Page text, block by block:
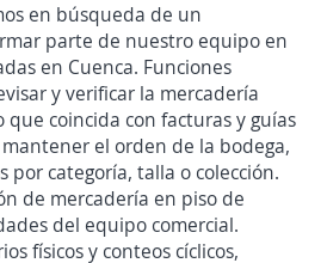
en búsqueda de un
parte de nuestro equipo en
en Cuenca. Funciones
y verificar la mercadería
coincida con facturas y guías
el orden de la bodega,
por categoría, talla o colección.
de mercadería en piso de
del equipo comercial.
físicos y conteos cíclicos,